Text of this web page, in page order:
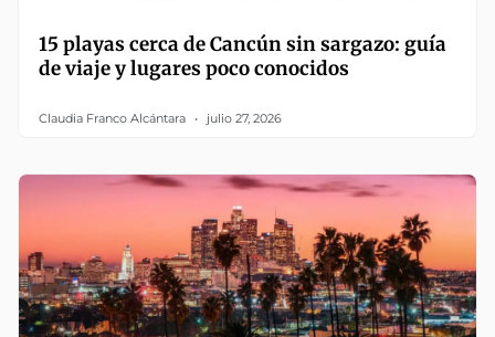
15 playas cerca de Cancún sin sargazo: guía
de viaje y lugares poco conocidos
Claudia Franco Alcántara julio 27, 2026